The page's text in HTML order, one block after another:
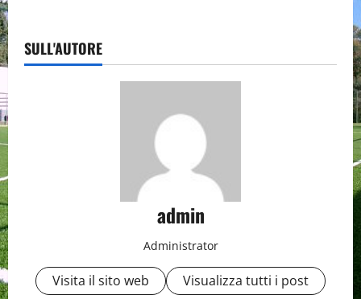
SULL'AUTORE
admin
Administrator
Visita il sito web Visualizza tutti i post